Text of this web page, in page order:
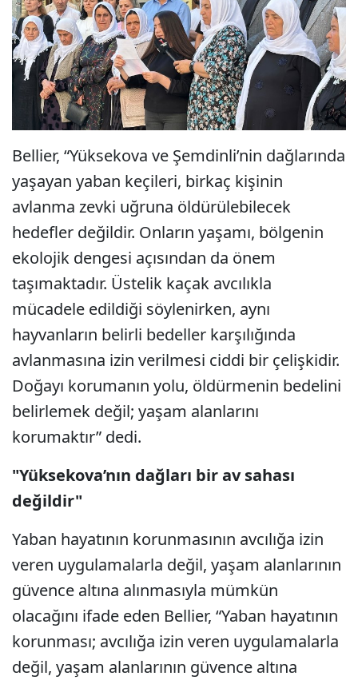
Bellier, “Yüksekova ve Şemdinli’nin dağlarında
yaşayan yaban keçileri, birkaç kişinin
avlanma zevki uğruna öldürülebilecek
hedefler değildir. Onların yaşamı, bölgenin
ekolojik dengesi açısından da önem
taşımaktadır. Üstelik kaçak avcılıkla
mücadele edildiği söylenirken, aynı
hayvanların belirli bedeller karşılığında
avlanmasına izin verilmesi ciddi bir çelişkidir.
Doğayı korumanın yolu, öldürmenin bedelini
belirlemek değil; yaşam alanlarını
korumaktır” dedi.
"Yüksekova’nın dağları bir av sahası
değildir"
Yaban hayatının korunmasının avcılığa izin
veren uygulamalarla değil, yaşam alanlarının
güvence altına alınmasıyla mümkün
olacağını ifade eden Bellier, “Yaban hayatının
korunması; avcılığa izin veren uygulamalarla
değil, yaşam alanlarının güvence altına